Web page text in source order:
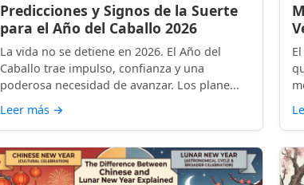
Predicciones y Signos de la Suerte
para el Año del Caballo 2026
La vida no se detiene en 2026. El Año del
Caballo trae impulso, confianza y una
poderosa necesidad de avanzar. Los plane...
Leer más →